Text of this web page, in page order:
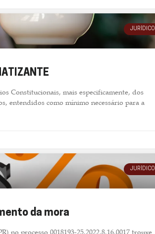
JURÍDICO
Constitucionais, mais especificamente, dos
entendidos como mínimo necessário para a
JURÍDICO
da mora
no processo 0018193-25.2022.8.16.0017 trouxe